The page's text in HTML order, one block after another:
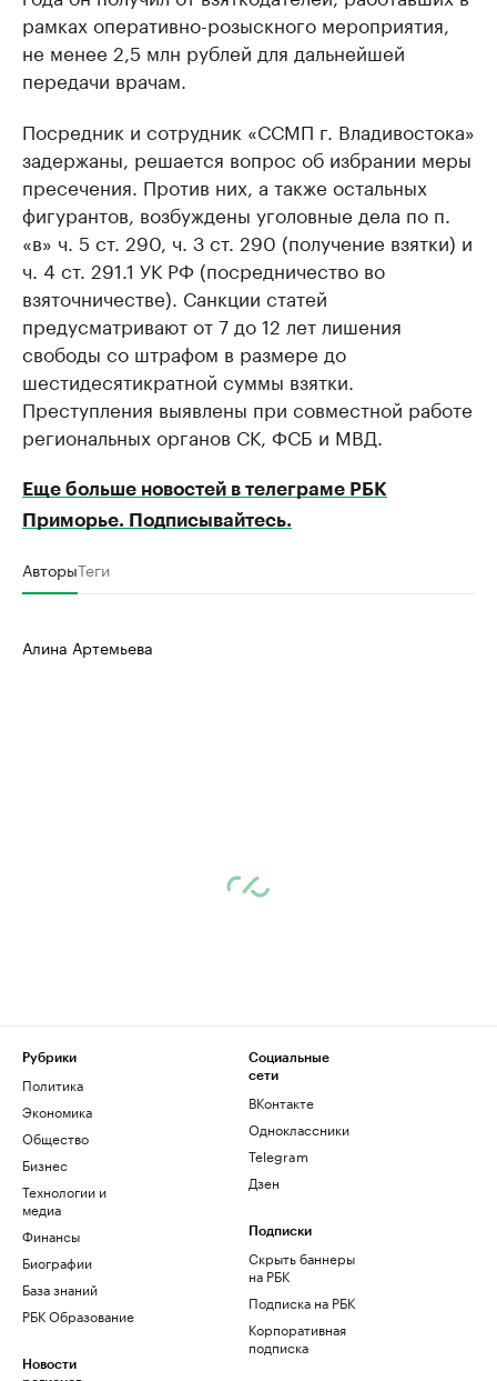
рамках оперативно-розыскного мероприятия,
не менее 2,5 млн рублей для дальнейшей
передачи врачам.
Посредник и сотрудник «ССМП г. Владивостока»
задержаны, решается вопрос об избрании меры
пресечения. Против них, а также остальных
фигурантов, возбуждены уголовные дела по п.
«в» ч. 5 ст. 290, ч. 3 ст. 290 (получение взятки) и
ч. 4 ст. 291.1 УК РФ (посредничество во
взяточничестве). Санкции статей
предусматривают от 7 до 12 лет лишения
свободы со штрафом в размере до
шестидесятикратной суммы взятки.
Преступления выявлены при совместной работе
региональных органов СК, ФСБ и МВД.
Еще больше новостей в телеграме РБК
Приморье. Подписывайтесь.
АвторыТеги
Алина Артемьева
Рубрики
Политика
Экономика
Общество
Бизнес
Технологии и
медиа
Финансы
Биографии
База знаний
РБК Образование
Новости
Социальные
сети
ВКонтакте
Одноклассники
Telegram
Дзен
Подписки
Скрыть баннеры
на РБК
Подписка на РБК
Корпоративная
подписка